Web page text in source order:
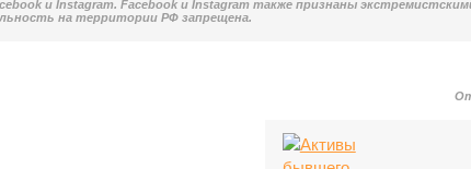
и Instagram. Facebook и Instagram также признаны
на территории РФ запрещена.